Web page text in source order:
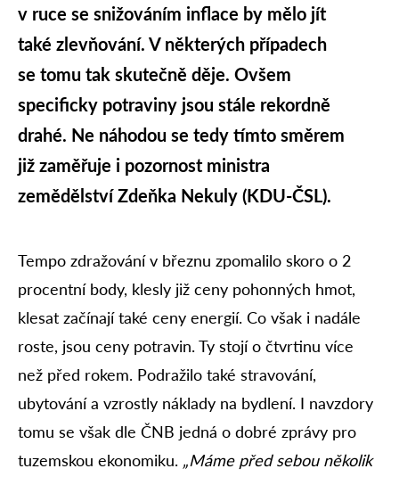
v ruce se snižováním inflace by mělo jít
také zlevňování. V některých případech
se tomu tak skutečně děje. Ovšem
specificky potraviny jsou stále rekordně
drahé. Ne náhodou se tedy tímto směrem
již zaměřuje i pozornost ministra
zemědělství Zdeňka Nekuly (KDU-ČSL).
Tempo zdražování v březnu zpomalilo skoro o 2
procentní body, klesly již ceny pohonných hmot,
klesat začínají také ceny energií. Co však i nadále
roste, jsou ceny potravin. Ty stojí o čtvrtinu více
než před rokem. Podražilo také stravování,
ubytování a vzrostly náklady na bydlení. I navzdory
tomu se však dle ČNB jedná o dobré zprávy pro
tuzemskou ekonomiku. „Máme před sebou několik